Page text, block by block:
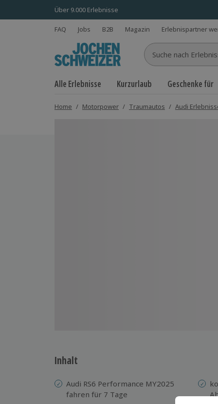
Über 9.000 Erlebnisse
FAQ Jobs B2B Magazin Erlebnispartner
Suche nach
Alle Erlebnisse Kurzurlaub Geschenke für
Home / Motorpower / Traumautos / Audi
Inhalt
Audi RS6 Performance MY2025
fahren für 7 Tage